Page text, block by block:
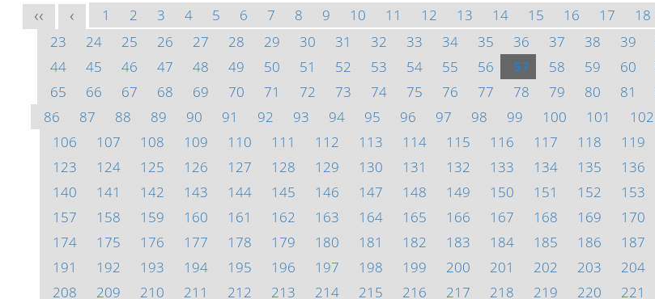
<< < 1 2 3 4 5 6 7 8 9 10 11 12 13 14 15 16 17 18
23
24 25 26 27 28 29 30 31 32 33 34 35 36 37 38 39
44
45 46 47 48 49 50 51 52 53 54 55 56 57 58 59 60
65
66 67 68 69 70 71 72 73 74 75 76 77 78 79 80 81
86
87 88 89 90 91 92 93 94 95 96 97 98 99 100 101 102
106
107 108 109 110 111 112 113 114 115 116 117 118 119
123
124 125 126 127 128 129 130 131 132 133 134 135 136
140
141 142 143 144 145 146 147 148 149 150 151 152 153
157
158 159 160 161 162 163 164 165 166 167 168 169 170
174
175 176 177 178 179 180 181 182 183 184 185 186 187
191
192 193 194 195 196 197 198 199 200 201 202 203 204
208
209 210 211 212 213 214 215 216 217 218 219 220 221